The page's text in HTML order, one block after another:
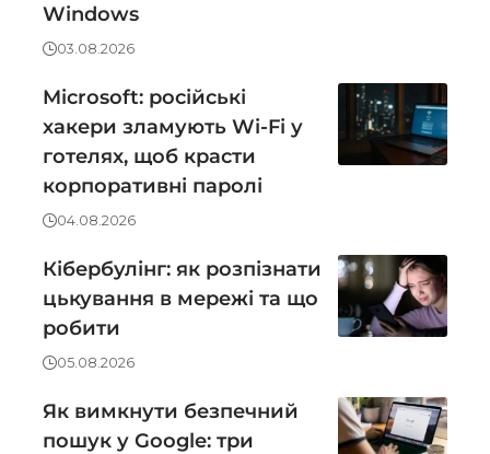
Windows
03.08.2026
Microsoft: російські
хакери зламують Wi-Fi у
готелях, щоб красти
корпоративні паролі
04.08.2026
Кібербулінг: як розпізнати
цькування в мережі та що
робити
05.08.2026
Як вимкнути безпечний
пошук у Google: три